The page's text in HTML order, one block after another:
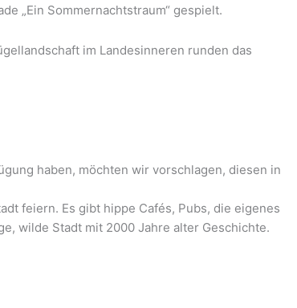
„Ein Sommernachtstraum“ gespielt.
im Landesinneren runden das
haben, möchten wir vorschlagen, diesen in
feiern. Es gibt hippe Cafés, Pubs, die eigenes
wilde Stadt mit 2000 Jahre alter Geschichte.